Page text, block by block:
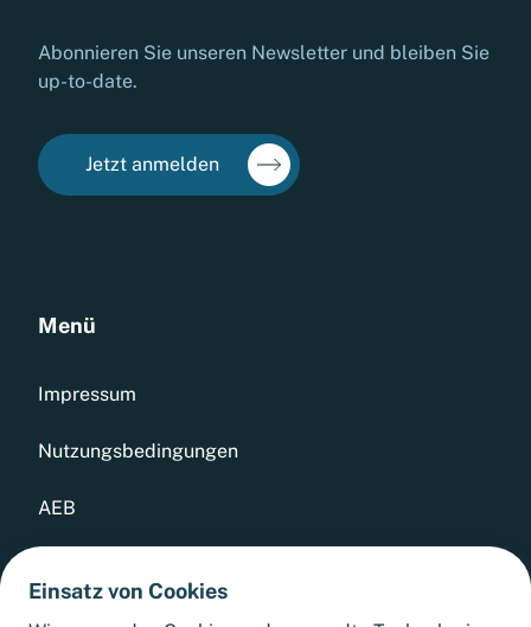
Menü
Impressum
Nutzungsbedingungen
AEB
Whistleblowing Tool
Abonnieren Sie unseren Newsletter und bleiben Sie
up-to-date.
Jetzt anmelden
Einsatz von Cookies